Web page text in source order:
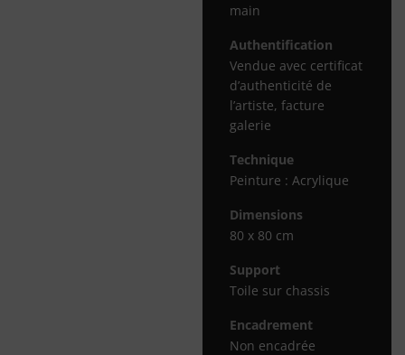
main
Authentification
Vendue avec certificat
d’authenticité de
l’artiste, facture
galerie
Technique
Peinture : Acrylique
Dimensions
80 x 80 cm
Support
Toile sur chassis
Encadrement
Non encadrée